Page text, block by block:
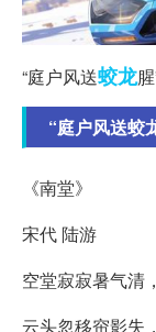
“庭户风送蛟龙
“庭户风送蛟
《南堂》
宋代 陆游
空堂寂寂暑气清
云头忽移帘影失